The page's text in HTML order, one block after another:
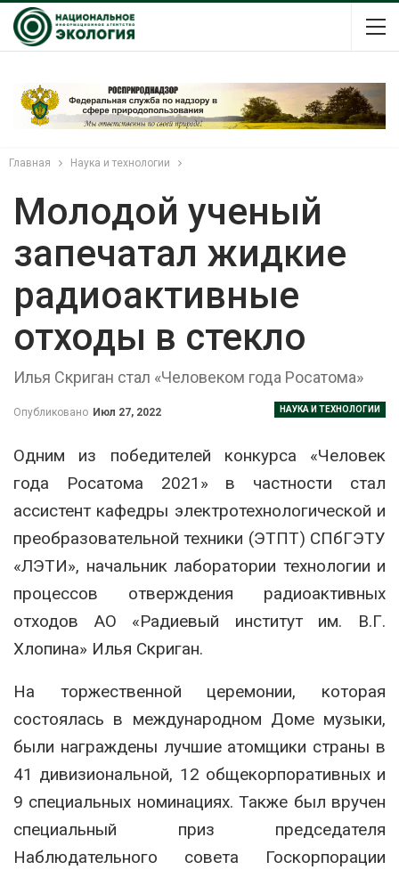
Главная Наука и технологии
Молодой ученый
запечатал жидкие
радиоактивные
отходы в стекло
Илья Скриган стал «Человеком года Росатома»
НАУКА И ТЕХНОЛОГИИ
Опубликовано Июл 27, 2022
Одним из победителей конкурса «Человек
года Росатома 2021» в частности стал
ассистент кафедры электротехнологической и
преобразовательной техники (ЭТПТ) СПбГЭТУ
«ЛЭТИ», начальник лаборатории технологии и
процессов отверждения радиоактивных
отходов АО «Радиевый институт им. В.Г.
Хлопина» Илья Скриган.
На торжественной церемонии, которая
состоялась в международном Доме музыки,
были награждены лучшие атомщики страны в
41 дивизиональной, 12 общекорпоративных и
9 специальных номинациях. Также был вручен
специальный приз председателя
Наблюдательного совета Госкорпорации